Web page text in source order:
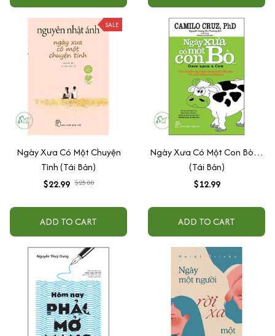
SALE
Ngày Xưa Có Một Chuyện
Tình (Tái Bản)
$22.99 $25.00
ADD TO CART
Ngày Xưa Có Một Con Bò…
(Tái Bản)
$12.99
ADD TO CART